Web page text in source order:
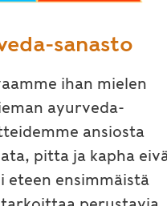
sanasto
ihan mielen
ayurveda-
ansiosta
pitta ja kapha
eteen ensimmäistä